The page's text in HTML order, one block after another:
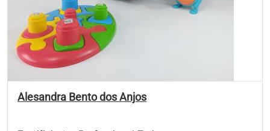
Alesandra Bento dos Anjos